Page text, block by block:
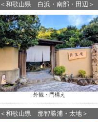
＜和歌山県 白浜・南部・田辺＞
外観・門構え
＜和歌山県 那智勝浦・太地＞